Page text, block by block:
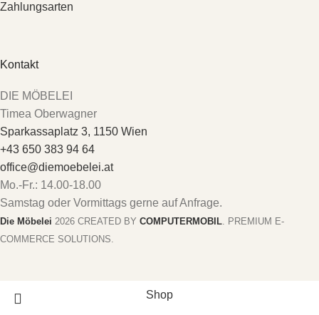
Zahlungsarten
Kontakt
DIE MÖBELEI
Timea Oberwagner
Sparkassaplatz 3, 1150 Wien
+43 650 383 94 64
office@diemoebelei.at
Mo.-Fr.: 14.00-18.00
Samstag oder Vormittags gerne auf Anfrage.
Die Möbelei 2026 CREATED BY COMPUTERMOBIL. PREMIUM E-
COMMERCE SOLUTIONS.
Shop